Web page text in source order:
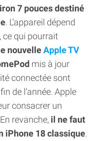
7 pouces destiné
. L’appareil dépend
ce qui pourrait
nouvelleApple TV
mis à jour
connectée sont
de l’année. Apple
consacrer un
revanche, il ne faut
iPhone 18 classique.